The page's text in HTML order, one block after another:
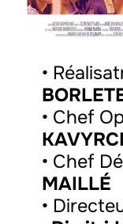
•
• Chef
• Chef
MAILLÉ
•